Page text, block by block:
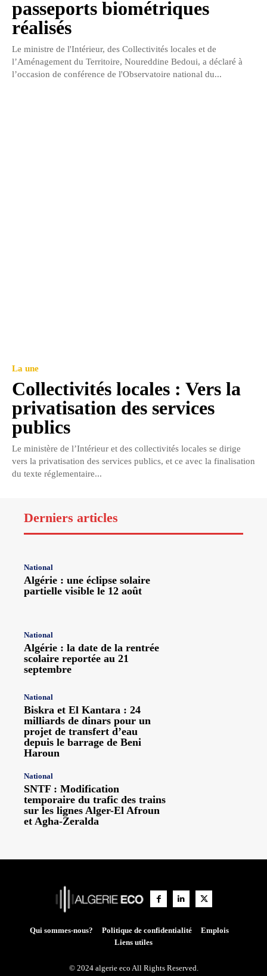
passeports biométriques
réalisés
Le ministre de l'Intérieur, des Collectivités locales et de
l’Aménagement du Territoire, Noureddine Bedoui, a déclaré à
l’occasion de conférence de l'Observatoire national du...
La une
Collectivités locales : Vers la
privatisation des services
publics
Le ministère de l’Intérieur et des collectivités locales se dirige
vers la privatisation des services publics, et ce avec la finalisation
du texte réglementaire...
Derniers articles
National
Algérie : une éclipse solaire
partielle visible le 12 août
National
Algérie : la date de la rentrée
scolaire reportée au 21
septembre
National
Biskra et El Kantara : 24
milliards de dinars pour un
projet de transfert d’eau
depuis le barrage de Beni
Haroun
National
SNTF : Modification
temporaire du trafic des trains
sur les lignes Alger-El Afroun
et Agha-Zeralda
Qui sommes-nous? Politique de confidentialité
Emplois
Liens utiles
© 2024 algerie eco All Rights Reserved.